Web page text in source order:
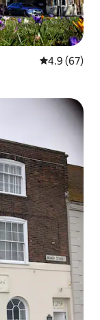
Calificación
4.9 (67)